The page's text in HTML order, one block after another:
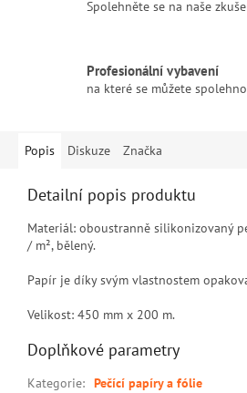
Spolehněte se na naše
Profesionální vybavení
na které se můžete
Popis Diskuze Značka
Detailní popis produktu
Materiál: oboustranně silikonizovaný
/ m², bělený.
Papír je díky svým vlastnostem
Velikost: 450 mm x 200 m.
Doplňkové parametry
Kategorie: Pečící papíry a fólie